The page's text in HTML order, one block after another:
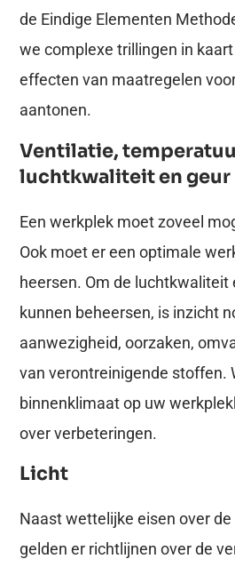
de Eindige Elementen
we complexe trillingen in
effecten van maatregelen
aantonen.
Ventilatie,
luchtkwaliteit en geur
Een werkplek moet zoveel
Ook moet er een optimale
heersen. Om de luchtkwaliteit
kunnen beheersen, is inzicht
aanwezigheid, oorzaken,
van verontreinigende stoffen.
binnenklimaat op uw
over verbeteringen.
Licht
Naast wettelijke eisen over
gelden er richtlijnen over de